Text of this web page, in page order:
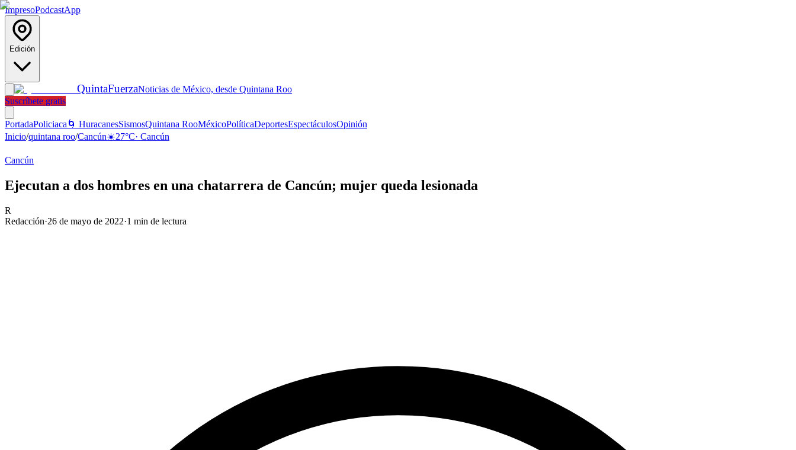
ImpresoPodcastApp
Edición
QuintaFuerzaNoticias de México, desde Quintana Roo
Suscríbete gratis
PortadaPoliciaca 🌀 HuracanesSismosQuintana RooMéxicoPolíticaDeportesEspectáculosOpinión
Inicio/quintana roo/Cancún☀️27°C· Cancún
Cancún
Ejecutan a dos hombres en una chatarrera de Cancún; mujer queda lesionada
R
Redacción·26 de mayo de 2022·1 min de lectura